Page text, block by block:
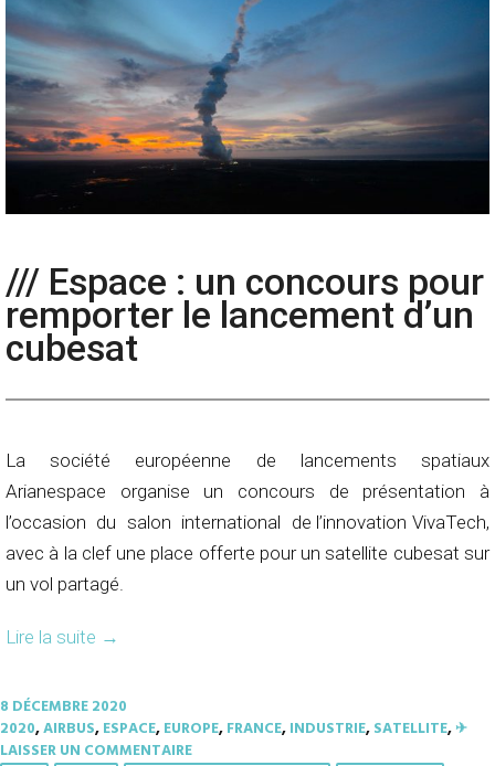
/// Espace : un concours pour
remporter le lancement d’un
cubesat
La société européenne de lancements spatiaux
Arianespace organise un concours de présentation à
l’occasion du salon international de l’innovation VivaTech,
avec à la clef une place offerte pour un satellite cubesat sur
un vol partagé.
Lire la suite →
8 DÉCEMBRE 2020
2020,AIRBUS,ESPACE,EUROPE,FRANCE,INDUSTRIE,SATELLITE,✈︎
LAISSER UN COMMENTAIRE